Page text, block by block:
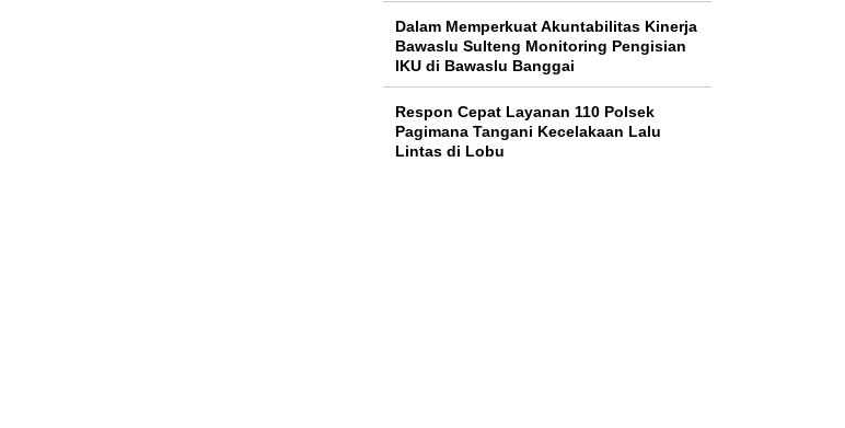
Dalam Memperkuat Akuntabilitas Kinerja
Bawaslu Sulteng Monitoring Pengisian
IKU di Bawaslu Banggai
Respon Cepat Layanan 110 Polsek
Pagimana Tangani Kecelakaan Lalu
Lintas di Lobu